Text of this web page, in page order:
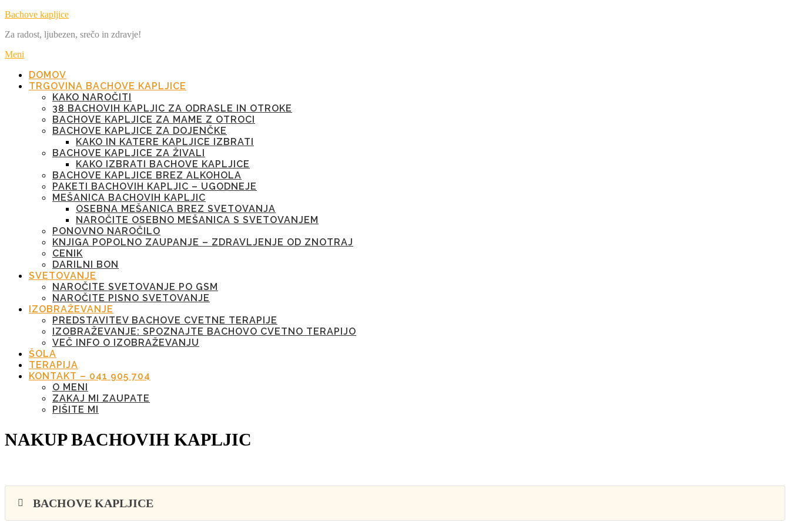
Preskoči
vsebino
Bachove kapljice
Za radost, ljubezen, srečo in zdravje!
Meni
DOMOV
TRGOVINA BACHOVE KAPLJICE
KAKO NAROČITI
38 BACHOVIH KAPLJIC ZA ODRASLE IN OTROKE
BACHOVE KAPLJICE ZA MAME Z OTROCI
BACHOVE KAPLJICE ZA DOJENČKE
KAKO IN KATERE KAPLJICE IZBRATI
BACHOVE KAPLJICE ZA ŽIVALI
KAKO IZBRATI BACHOVE KAPLJICE
BACHOVE KAPLJICE BREZ ALKOHOLA
PAKETI BACHOVIH KAPLJIC – UGODNEJE
MEŠANICA BACHOVIH KAPLJIC
OSEBNA MEŠANICA BREZ SVETOVANJA
NAROČITE OSEBNO MEŠANICA S SVETOVANJEM
PONOVNO NAROČILO
KNJIGA POPOLNO ZAUPANJE – ZDRAVLJENJE OD ZNOTRAJ
CENIK
DARILNI BON
SVETOVANJE
NAROČITE SVETOVANJE PO GSM
NAROČITE PISNO SVETOVANJE
IZOBRAŽEVANJE
PREDSTAVITEV BACHOVE CVETNE TERAPIJE
IZOBRAŽEVANJE: SPOZNAJTE BACHOVO CVETNO TERAPIJO
VEČ INFO O IZOBRAŽEVANJU
ŠOLA
TERAPIJA
KONTAKT – 041 905 704
O MENI
ZAKAJ MI ZAUPATE
PIŠITE MI
NAKUP BACHOVIH KAPLJIC
BACHOVE KAPLJICE